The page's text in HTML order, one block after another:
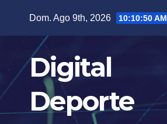
contenido
Dom. Ago 9th, 2026 10:10:51 AM
Digital
Deporte